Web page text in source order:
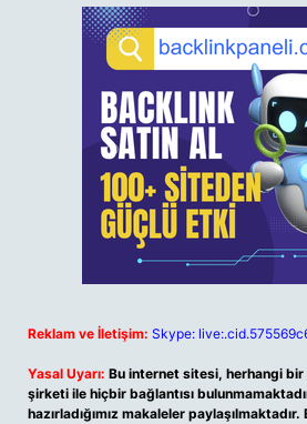
Reklam ve İletişim: Skype:
Yasal Uyarı: Bu internet sitesi, herhangi bir
şirketi ile hiçbir bağlantısı
hazırladığımız makaleler